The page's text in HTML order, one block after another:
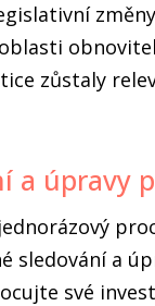
zůstaly
a úpravy
sledování a
své